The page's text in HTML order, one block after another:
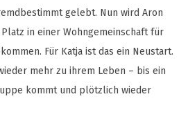
gelebt. Nun wird Aron
in einer Wohngemeinschaft für
Für Katja ist das ein Neustart.
mehr zu ihrem Leben – bis ein
kommt und plötzlich wieder